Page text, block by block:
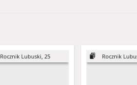
Rocznik Lubuski, 25 Rocznik